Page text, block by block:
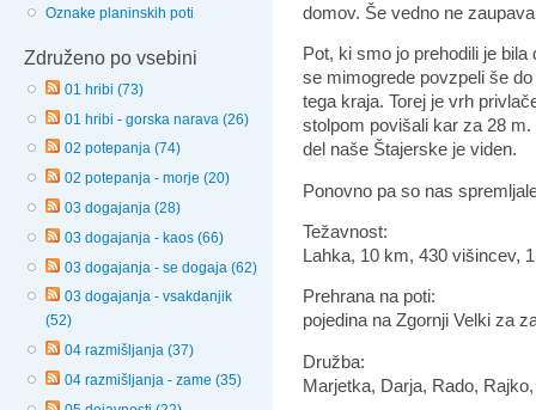
Oznake planinskih poti
Združeno po vsebini
01 hribi (73)
01 hribi - gorska narava (26)
02 potepanja (74)
02 potepanja - morje (20)
03 dogajanja (28)
03 dogajanja - kaos (66)
03 dogajanja - se dogaja (62)
03 dogajanja - vsakdanjik
(52)
04 razmišljanja (37)
04 razmišljanja - zame (35)
domov. Še vedno ne
Pot, ki smo jo prehodili je
se mimogrede povzpeli še
tega kraja. Torej je vrh
stolpom povišali kar za 28
del naše Štajerske je viden.
Ponovno pa so nas
Težavnost:
Lahka, 10 km, 430 višincev,
Prehrana na poti:
pojedina na Zgornji Velki za
Družba:
Marjetka, Darja, Rado,